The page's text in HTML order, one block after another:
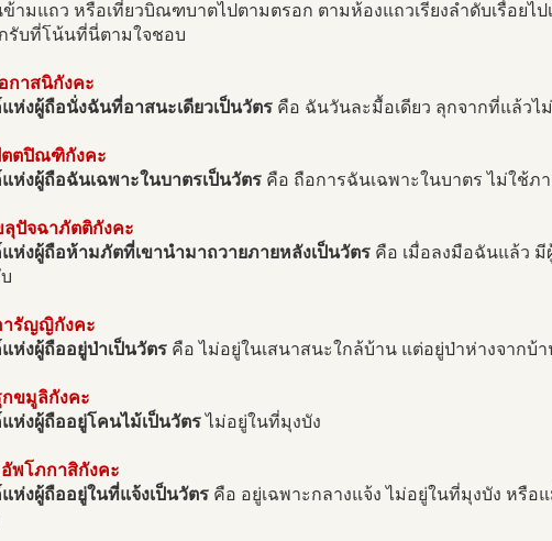
ามแถว หรือเที่ยวบิณฑบาตไปตามตรอก ตามห้องแถวเรียงลำดับเรื่อยไป
รับที่โน้นที่นี่ตามใจชอบ
กาสนิกังคะ
ห่งผู้ถือนั่งฉันที่อาสนะเดียวเป็นวัตร คือ ฉันวันละมื้อเดียว ลุกจากที่แล้ว
ตตปิณฑิกังคะ
ห่งผู้ถือฉันเฉพาะในบาตรเป็นวัตร คือ ถือการฉันเฉพาะในบาตร ไม่ใช้ภ
ลุปัจฉาภัตติกังคะ
ห่งผู้ถือห้ามภัตที่เขานำมาถวายภายหลังเป็นวัตร คือ เมื่อลงมือฉันแล้ว
ารัญญิกังคะ
ห่งผู้ถืออยู่ป่าเป็นวัตร คือ ไม่อยู่ในเสนาสนะใกล้บ้าน แต่อยู่ป่าห่างจากบ้
กขมูลิกังคะ
ห่งผู้ถืออยู่โคนไม้เป็นวัตรไม่อยู่ในที่มุงบัง
พโภกาสิกังคะ
ห่งผู้ถืออยู่ในที่แจ้งเป็นวัตร คือ อยู่เฉพาะกลางแจ้ง ไม่อยู่ในที่มุงบัง หรื